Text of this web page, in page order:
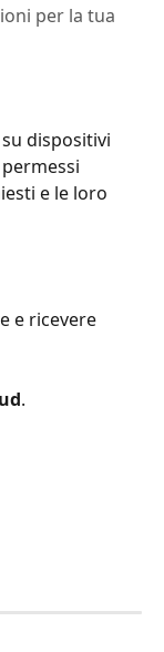
per la tua
dispositivi
e le loro
e ricevere
.